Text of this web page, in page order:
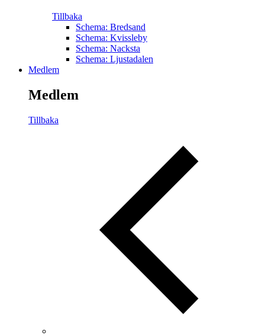
Tillbaka
Schema: Bredsand
Schema: Kvissleby
Schema: Nacksta
Schema: Ljustadalen
Medlem
Medlem
Tillbaka